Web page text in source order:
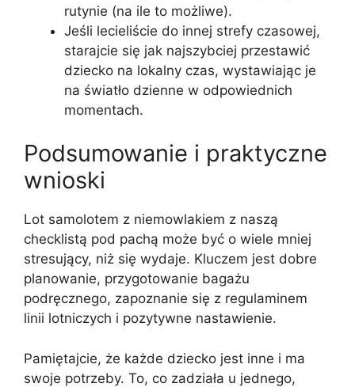
rutynie (na ile to możliwe).
Jeśli lecieliście do innej strefy czasowej,
starajcie się jak najszybciej przestawić
dziecko na lokalny czas, wystawiając je
na światło dzienne w odpowiednich
momentach.
Podsumowanie i praktyczne
wnioski
Lot samolotem z niemowlakiem z naszą
checklistą pod pachą może być o wiele mniej
stresujący, niż się wydaje. Kluczem jest dobre
planowanie, przygotowanie bagażu
podręcznego, zapoznanie się z regulaminem
linii lotniczych i pozytywne nastawienie.
Pamiętajcie, że każde dziecko jest inne i ma
swoje potrzeby. To, co zadziała u jednego,